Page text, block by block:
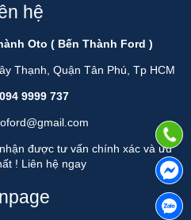
hệ
Oto ( Bến Thành Ford )
Thạnh, Quận Tân Phú, Tp HCM
094 9999 737
được tư vấn chính xác và ưu
! Liên hệ ngay